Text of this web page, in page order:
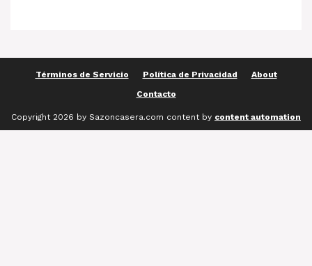
Términos de Servicio Política de Privacidad
About
Contacto
Copyright 2026 by Sazoncasera.com content by content automation